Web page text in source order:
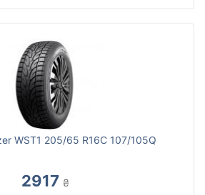
WST1 205/65 R16C 107/105Q
2917 ₴